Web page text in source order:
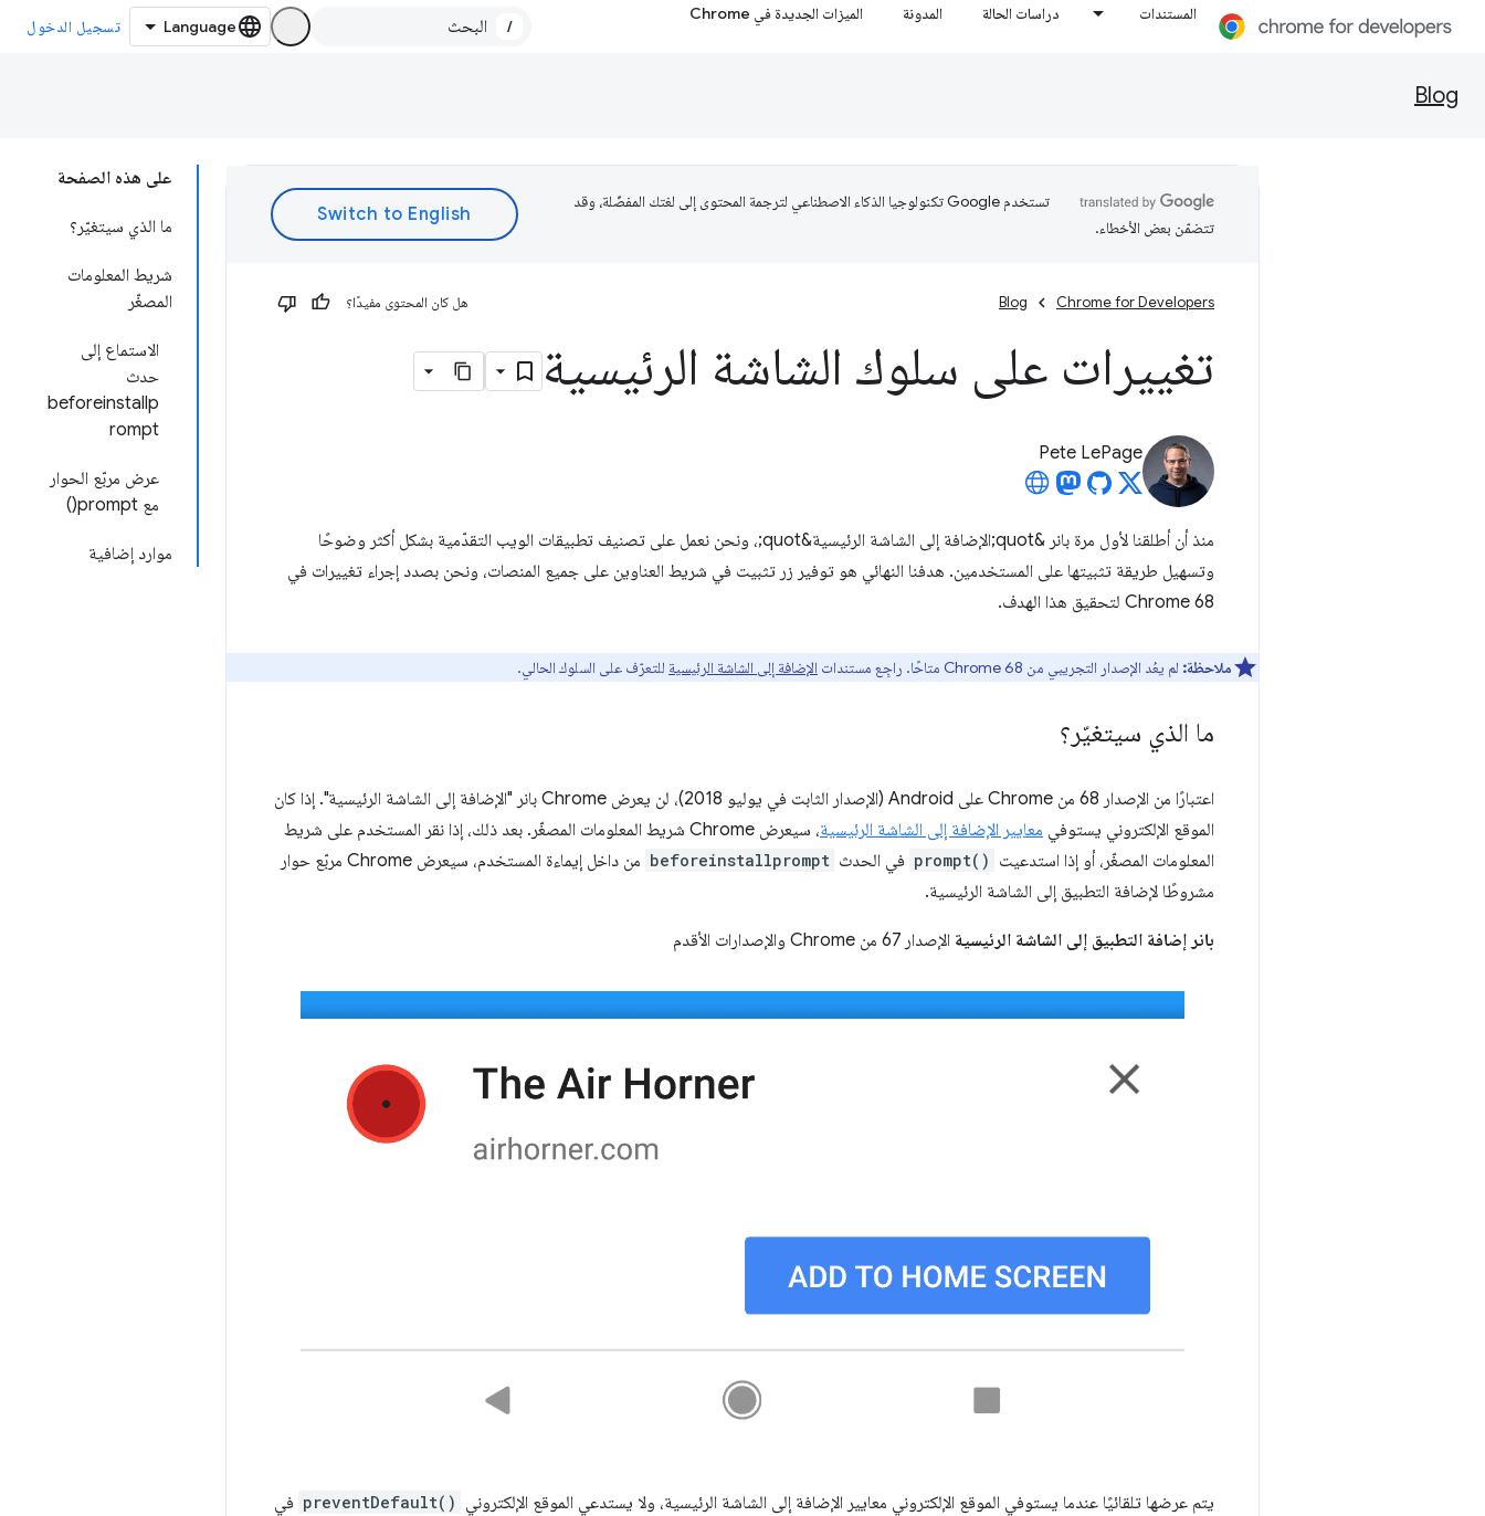
المستندات دراسات الحالة المدونة الميزات الجديدة في Chrome
/ تسجيل الدخول
Blog
على هذه الصفحة
ما الذي سيتغيّر؟
شريط المعلومات
المصغّر
الاستماع إلى
حدث
beforeinstallp
rompt
عرض مربّع الحوار
مع prompt()
موارد إضافية
تستخدم Google تكنولوجيا الذكاء الاصطناعي لترجمة المحتوى إلى لغتك المفضّلة، وقد
تتضمّن بعض الأخطاء.
Chrome for Developers
Blog هل كان المحتوى مفيدًا؟
تغييرات على سلوك الشاشة الرئيسية
Pete LePage
منذ أن أطلقنا لأول مرة بانر &quot;الإضافة إلى الشاشة الرئيسية&quot;، ونحن نعمل على تصنيف تطبيقات الويب التقدّمية بشكل أكثر وضوحًا
وتسهيل طريقة تثبيتها على المستخدمين. هدفنا النهائي هو توفير زر تثبيت في شريط العناوين على جميع المنصات، ونحن بصدد إجراء تغييرات في
Chrome 68 لتحقيق هذا الهدف.
ملاحظة: لم يعُد الإصدار التجريبي من Chrome 68 متاحًا. راجِع مستندات الإضافة إلى الشاشة الرئيسية للتعرّف على السلوك الحالي.
ما الذي سيتغيّر؟
اعتبارًا من الإصدار 68 من Chrome على Android (الإصدار الثابت في يوليو 2018)، لن يعرض Chrome بانر "الإضافة إلى الشاشة الرئيسية". إذا كان
الموقع الإلكتروني يستوفي معايير الإضافة إلى الشاشة الرئيسية
، سيعرض Chrome شريط المعلومات المصغّر. بعد ذلك، إذا نقر المستخدم على شريط
المعلومات المصغّر، أو إذا استدعيت prompt() في الحدث beforeinstallprompt
من داخل إيماءة المستخدم، سيعرض Chrome مربّع حوار
مشروطًا لإضافة التطبيق إلى الشاشة الرئيسية.
بانر إضافة التطبيق إلى الشاشة الرئيسية الإصدار 67 من Chrome والإصدارات الأقدم
يتم عرضها تلقائيًا عندما يستوفي الموقع الإلكتروني معايير الإضافة إلى الشاشة الرئيسية، ولا يستدعي الموقع الإلكتروني preventDefault() في